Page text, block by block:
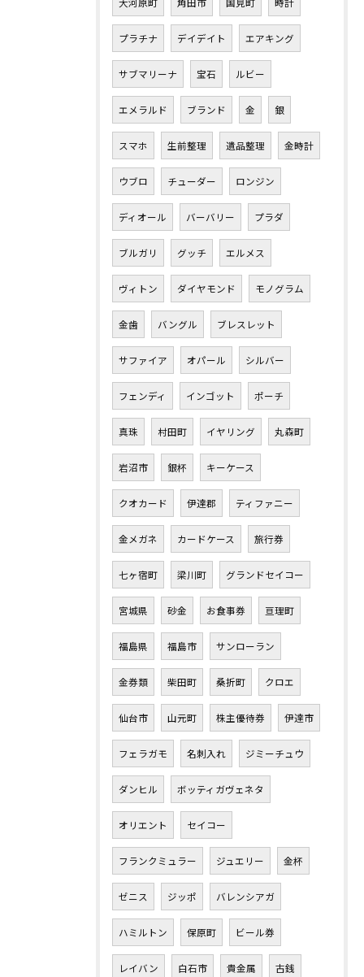
プラチナ デイデイト エアキング
サブマリーナ 宝石 ルビー
エメラルド ブランド 金 銀
スマホ 生前整理 遺品整理 金時計
ウブロ チューダー ロンジン
ディオール バーバリー プラダ
ブルガリ グッチ エルメス
ヴィトン ダイヤモンド モノグラム
金歯 バングル ブレスレット
サファイア オパール シルバー
フェンディ インゴット ポーチ
真珠 村田町 イヤリング 丸森町
岩沼市 銀杯 キーケース
クオカード 伊達郡 ティファニー
金メガネ カードケース 旅行券
七ヶ宿町 梁川町 グランドセイコー
宮城県 砂金 お食事券 亘理町
福島県 福島市 サンローラン
金券類 柴田町 桑折町 クロエ
仙台市 山元町 株主優待券 伊達市
フェラガモ 名刺入れ ジミーチュウ
ダンヒル ボッティガヴェネタ
オリエント セイコー
フランクミュラー ジュエリー 金杯
ゼニス ジッポ バレンシアガ
ハミルトン 保原町 ビール券
レイバン 白石市 貴金属 古銭